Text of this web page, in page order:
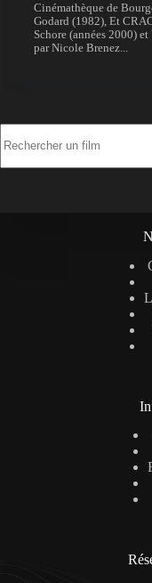
Cinémathèque de
Godard (1982), Et
Schore (années 2000)
par Nicole Brenez...
résultat